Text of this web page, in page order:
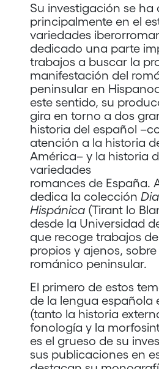
Su investigación se ha
principalmente en el
variedades
dedicado una parte
trabajos a buscar la
manifestación del
peninsular en
este sentido, su
gira en torno a dos
historia del español
atención a la historia
América– y la historia
variedades
romances de España.
dedica la colección
Hispánica(Tirant lo
desde la Universidad
que recoge trabajos
propios y ajenos,
románico peninsular.
El primero de estos
de la lengua española
(tanto la historia
fonología y la
es el grueso de su
sus publicaciones en